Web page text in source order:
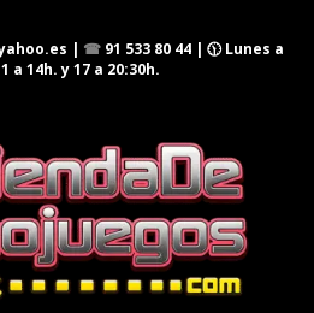
| ☎ 91 533 80 44| 🕦 Lunes a
a 14h. y 17 a 20:30h.